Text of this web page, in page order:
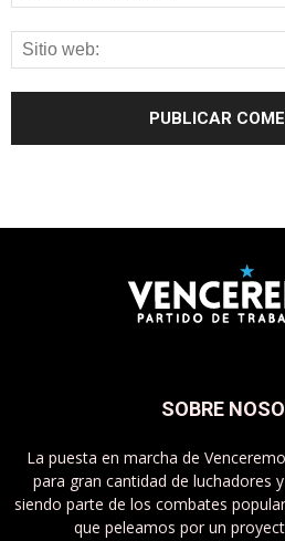
SOBRE
La puesta en marcha de
para gran cantidad de luchadores
siendo parte de los combates
que peleamos por un